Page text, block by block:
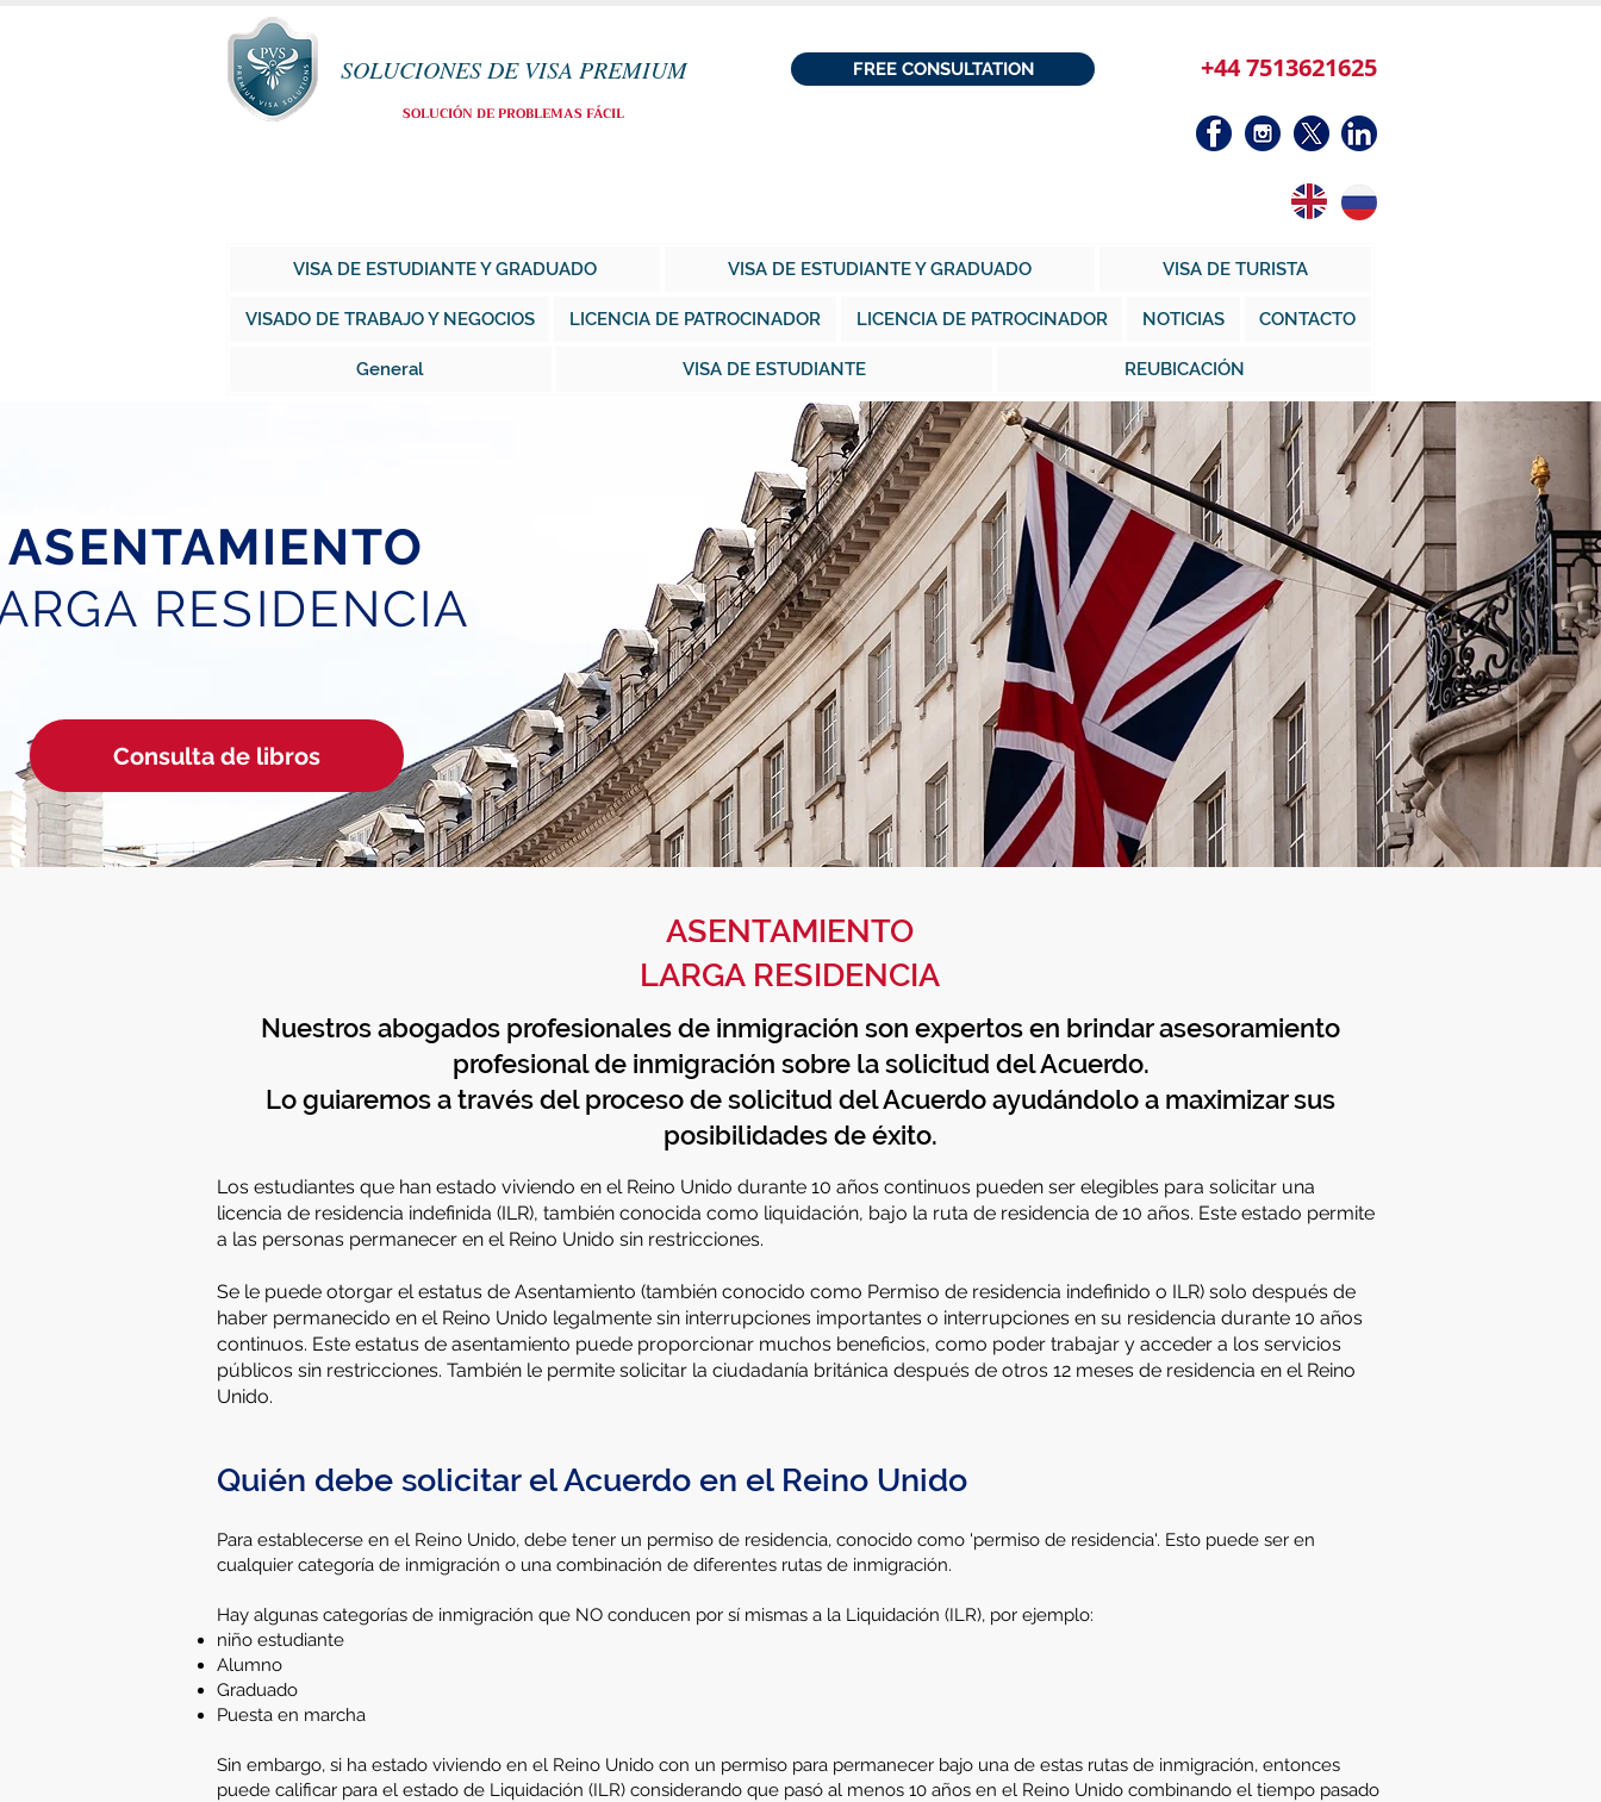
SOLUCIONES DE VISA PREMIUM
SOLUCIÓN DE PROBLEMAS FÁCIL
FREE CONSULTATION +44 7513621625
VISA DE ESTUDIANTE Y GRADUADO VISA DE ESTUDIANTE Y GRADUADO VISA DE TURISTA
VISADO DE TRABAJO Y NEGOCIOS LICENCIA DE PATROCINADOR LICENCIA DE PATROCINADOR NOTICIAS CONTACTO
General VISA DE ESTUDIANTE REUBICACIÓN
ASENTAMIENTO
RESIDENCIA
Consulta de libros
ASENTAMIENTO
LARGA RESIDENCIA
Nuestros abogados profesionales de inmigración son expertos en brindar asesoramiento
profesional de inmigración sobre la solicitud del Acuerdo.
Lo guiaremos a través del proceso de solicitud del Acuerdo ayudándolo a maximizar sus
posibilidades de éxito.
Los estudiantes que han estado viviendo en el Reino Unido durante 10 años continuos pueden ser elegibles para solicitar una
licencia de residencia indefinida (ILR), también conocida como liquidación, bajo la ruta de residencia de 10 años. Este estado permite
a las personas permanecer en el Reino Unido sin restricciones.
Se le puede otorgar el estatus de Asentamiento (también conocido como Permiso de residencia indefinido o ILR) solo después de
haber permanecido en el Reino Unido legalmente sin interrupciones importantes o interrupciones en su residencia durante 10 años
continuos. Este estatus de asentamiento puede proporcionar muchos beneficios, como poder trabajar y acceder a los servicios
públicos sin restricciones. También le permite solicitar la ciudadanía británica después de otros 12 meses de residencia en el Reino
Unido.
Quién debe solicitar el Acuerdo en el Reino Unido
Para establecerse en el Reino Unido, debe tener un permiso de residencia, conocido como 'permiso de residencia'. Esto puede ser en
cualquier categoría de inmigración o una combinación de diferentes rutas de inmigración.
Hay algunas categorías de inmigración que NO conducen por sí mismas a la Liquidación (ILR), por ejemplo:
niño estudiante
Alumno
Graduado
Puesta en marcha
Sin embargo, si ha estado viviendo en el Reino Unido con un permiso para permanecer bajo una de estas rutas de inmigración, entonces
puede calificar para el estado de Liquidación (ILR) considerando que pasó al menos 10 años en el Reino Unido combinando el tiempo pasado